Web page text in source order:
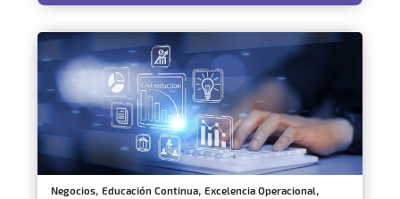
Negocios, Educación Continua, Excelencia Operacional,